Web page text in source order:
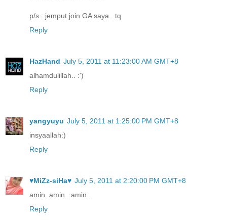
p/s : jemput join GA saya.. tq
Reply
HazHand July 5, 2011 at 11:23:00 AM GMT+8
alhamdulillah.. :')
Reply
yangyuyu July 5, 2011 at 1:25:00 PM GMT+8
insyaallah:)
Reply
♥MiZz-siHa♥ July 5, 2011 at 2:20:00 PM GMT+8
amin..amin...amin..
Reply